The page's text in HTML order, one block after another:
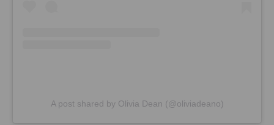
A post shared by Olivia Dean (@oliviadeano)